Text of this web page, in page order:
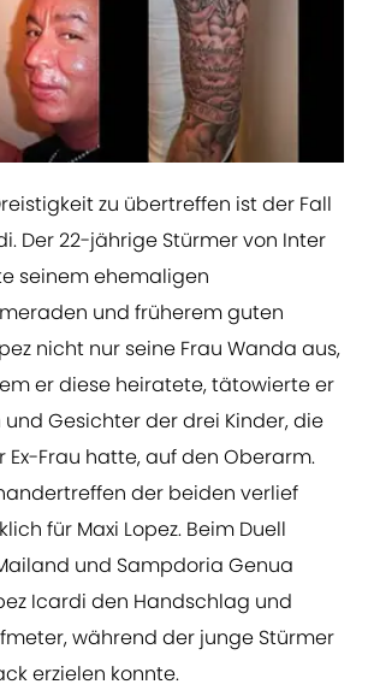
zu übertreffen ist der Fall
Der 22-jährige Stürmer von Inter
seinem ehemaligen
und früherem guten
nicht nur seine Frau Wanda aus,
er diese heiratete, tätowierte er
Gesichter der drei Kinder, die
Ex-Frau hatte, auf den Oberarm.
der beiden verlief
für Maxi Lopez. Beim Duell
und Sampdoria Genua
Icardi den Handschlag und
während der junge Stürmer
erzielen konnte.